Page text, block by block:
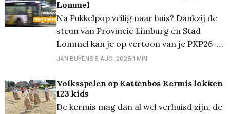
mogen zowat 'alles'
Lommel
Na Pukkelpop veilig naar huis? Dankzij de
steun van Provincie Limburg en Stad
Lommel kan je op vertoon van je PKP26-
polsbandje gratis gebruik maken van de
vertrekken aan een speciale halte bij het
festivalterrein in Kiewit na afloop van de
festivaldag: Nacht van
JAN BUYENS 6 AUG. 2026 1 MIN
Volksspelen op Kattenbos Kermis lokken
123 kids
De kermis mag dan al wel verhuisd zijn, de